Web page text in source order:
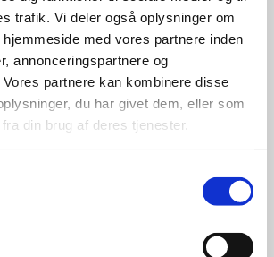
trafik. Vi deler også oplysninger om
med vores partnere inden
annonceringspartnere og
partnere kan kombinere disse
du har givet dem, eller som
din brug af deres tjenester.